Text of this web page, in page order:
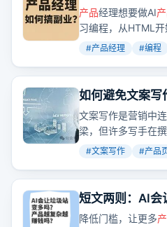
做网站出海赚美
产品经理想要做AI
习编程，从HTML
Next.js框架，学会
很多免费基础设施
以按量付费，不需
处理。
#产品经理 #编程
如何避免文案写
品页转化率！！
文案写作是营销中
梁，但许多写手在
削弱文案吸引力，
#文案写作 #产品
短文两则：AI会
越复杂越赚钱吗
降低门槛，让更多